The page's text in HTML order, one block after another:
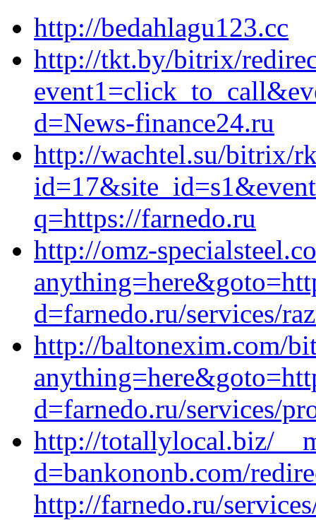
http://bedahlagu123.cc
http://tkt.by/bitrix/
d=News-finance24.ru
http://wachtel.su/bitrix/
q=https://farnedo.ru
http://omz-
d=farnedo.ru/services/
http://baltonexim.com/
d=farnedo.ru/services/
http://totallylocal.biz/
d=bankononb.com/
http://farnedo.ru/